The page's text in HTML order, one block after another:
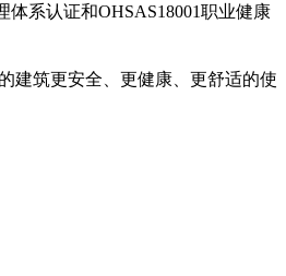
系认证和OHSAS18001职业健康
建筑更安全、更健康、更舒适的使